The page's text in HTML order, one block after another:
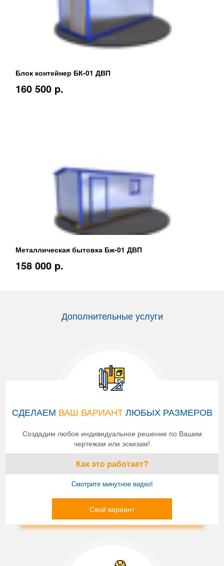
Блок контейнер БК-01 ДВП
160 500 p.
Металлическая бытовка Бж-01 ДВП
158 000 p.
Дополнительные услуги
СДЕЛАЕМ ВАШ ВАРИАНТЛЮБЫХ РАЗМЕРОВ
Создадим любое индивидуальное решение по Вашим
чертежам или эскизам!
Как это работает?
Смотрите минутное видео!
Свой вариант